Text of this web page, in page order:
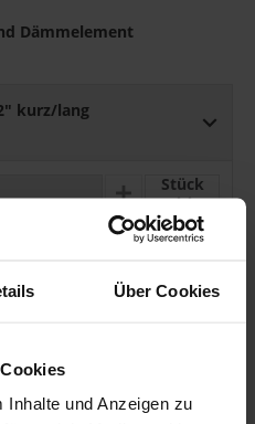
Über Cookies
und Anzeigen zu
Dämmelement
kurz/lang
P
L
U
Stück
kurz/lang
L
U
Stück